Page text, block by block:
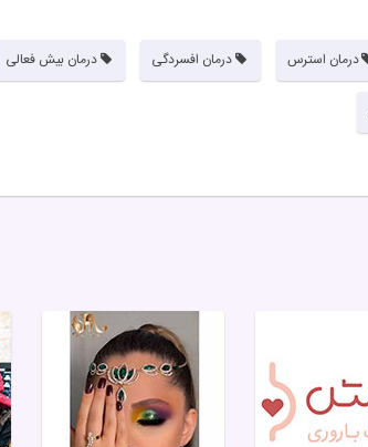
درمان استرس درمان افسردگی درمان بیش فعالی